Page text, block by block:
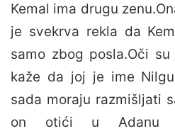
Kemal ima drugu
je svekrva rekla da
samo zbog posla.Oči su
kaže da joj je ime
sada moraju razmišljati
on otići u Adanu